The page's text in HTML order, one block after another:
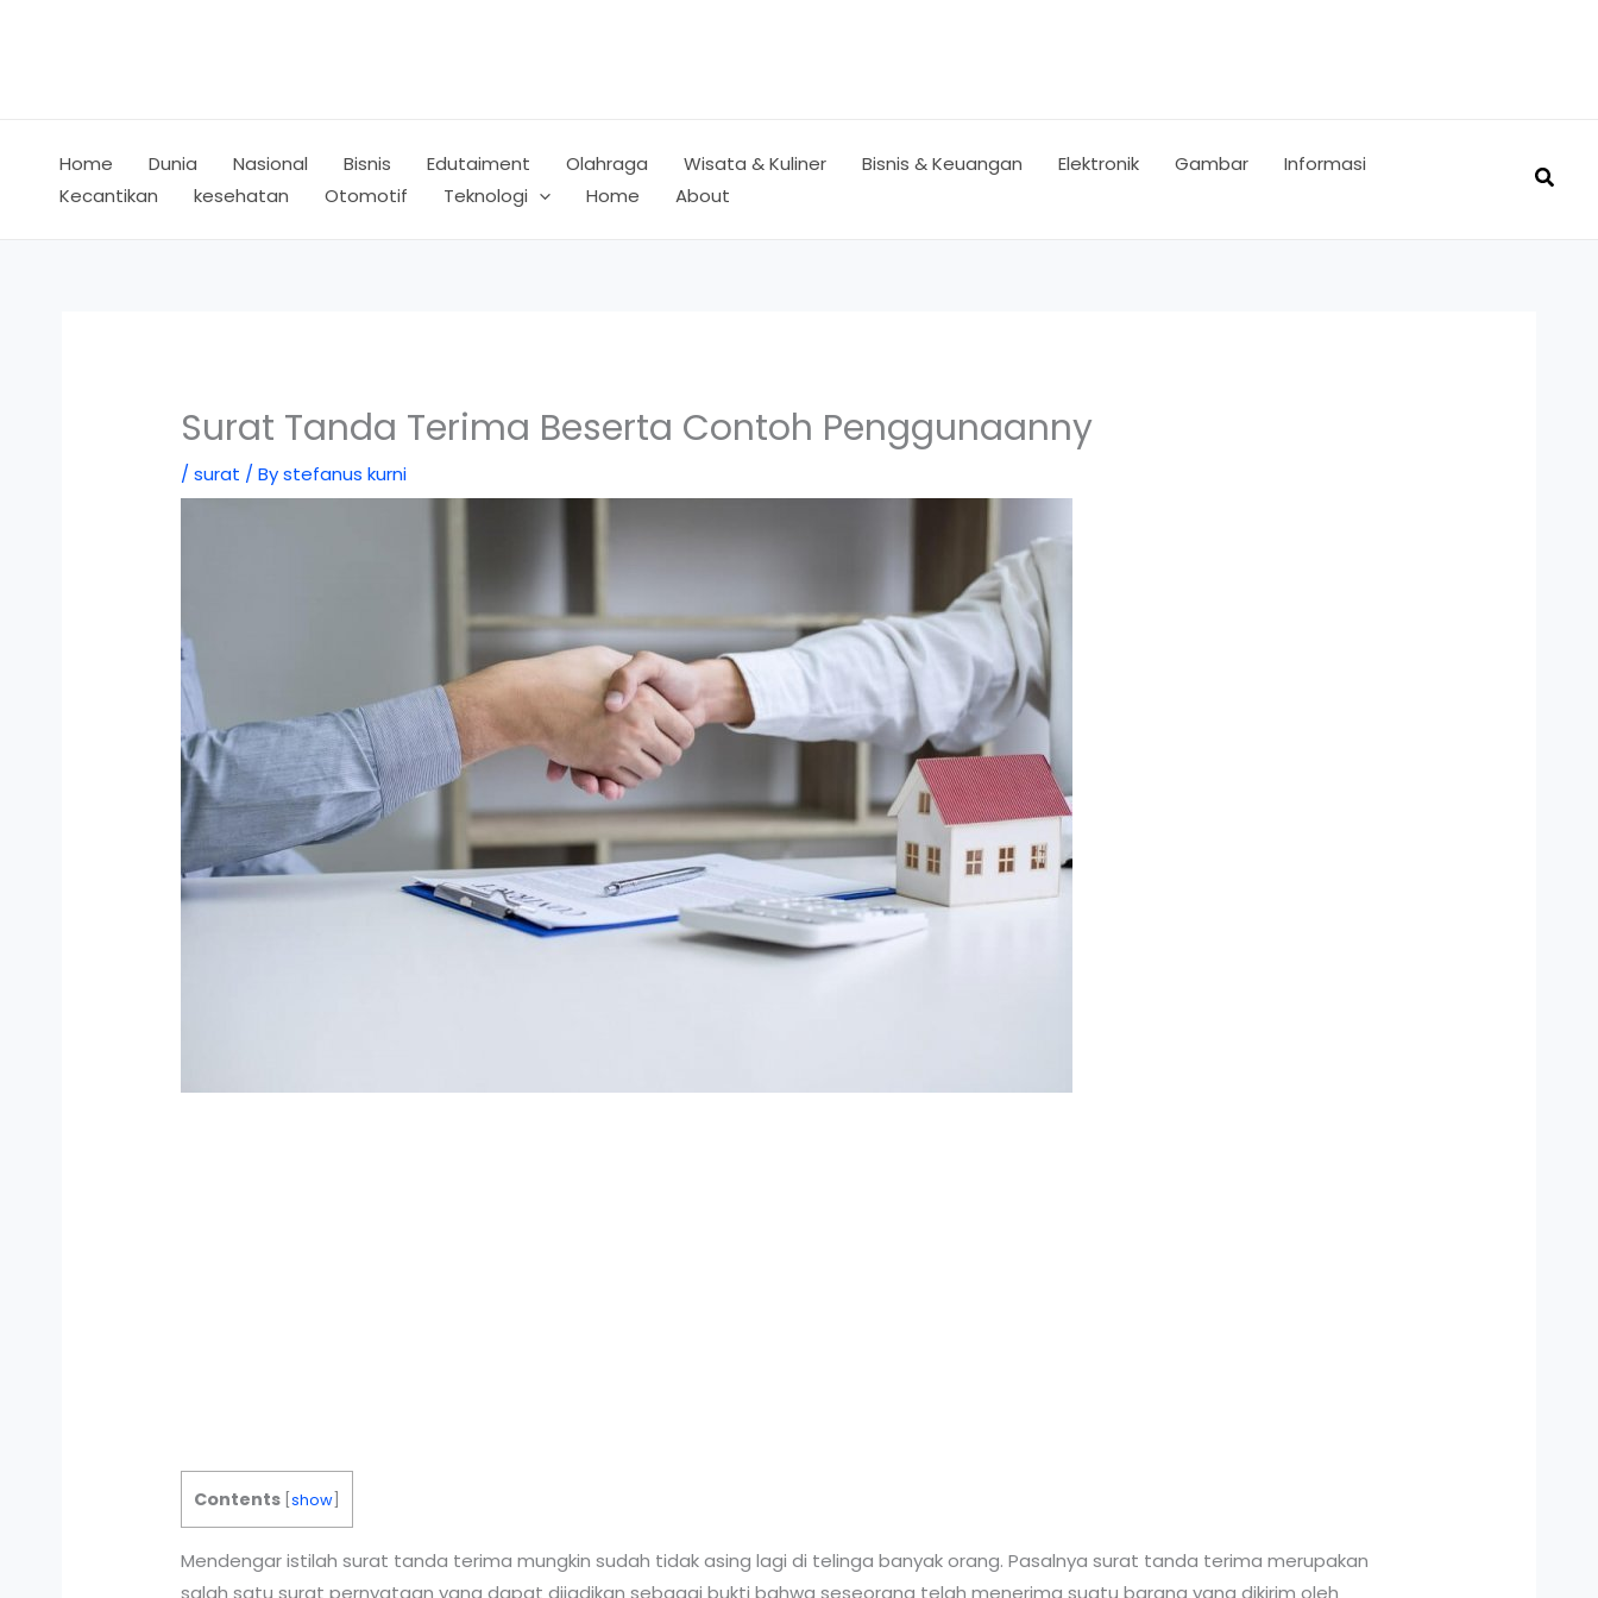
Home Dunia Nasional Bisnis Edutaiment Olahraga Wisata & Kuliner Bisnis & Keuangan Elektronik Gambar
Informasi
Kecantikan
kesehatan Otomotif Teknologi Home About
Surat Tanda Terima Beserta Contoh Penggunaanny
/surat / Bystefanus kurni
Contents [show
Mendengar istilah surat tanda terima mungkin sudah tidak asing lagi di telinga banyak orang. Pasalnya surat tanda terima merupakan